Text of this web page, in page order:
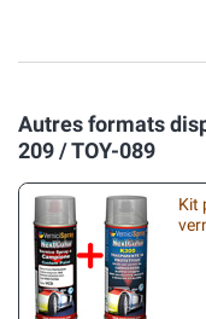
Autres formats
209 / TOY-089
Kit